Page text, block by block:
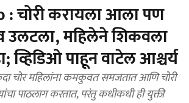
चोरी करायला आला पण
उलटला, महिलेने शिकवला
व्हिडिओ पाहून वाटेल आश्चर्य
पाठलाग करतात, परंतु कधीकधी ही युक्ती